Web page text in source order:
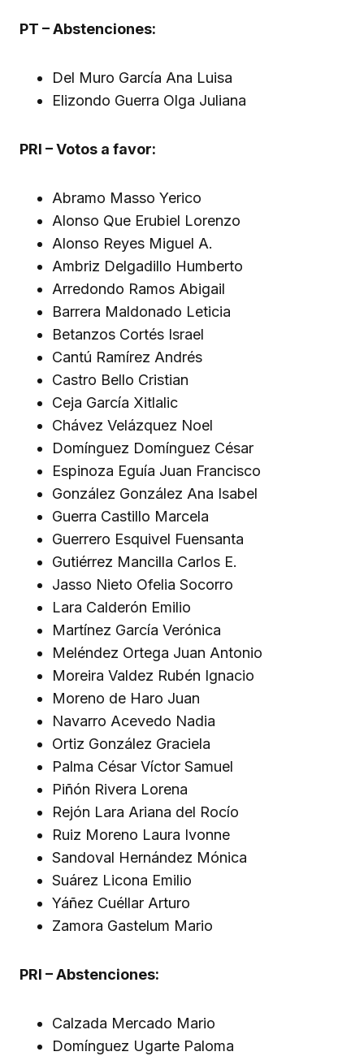
PT – Abstenciones:
Del Muro García Ana Luisa
Elizondo Guerra Olga Juliana
PRI – Votos a favor:
Abramo Masso Yerico
Alonso Que Erubiel Lorenzo
Alonso Reyes Miguel A.
Ambriz Delgadillo Humberto
Arredondo Ramos Abigail
Barrera Maldonado Leticia
Betanzos Cortés Israel
Cantú Ramírez Andrés
Castro Bello Cristian
Ceja García Xitlalic
Chávez Velázquez Noel
Domínguez Domínguez César
Espinoza Eguía Juan Francisco
González González Ana Isabel
Guerra Castillo Marcela
Guerrero Esquivel Fuensanta
Gutiérrez Mancilla Carlos E.
Jasso Nieto Ofelia Socorro
Lara Calderón Emilio
Martínez García Verónica
Meléndez Ortega Juan Antonio
Moreira Valdez Rubén Ignacio
Moreno de Haro Juan
Navarro Acevedo Nadia
Ortiz González Graciela
Palma César Víctor Samuel
Piñón Rivera Lorena
Rejón Lara Ariana del Rocío
Ruiz Moreno Laura Ivonne
Sandoval Hernández Mónica
Suárez Licona Emilio
Yáñez Cuéllar Arturo
Zamora Gastelum Mario
PRI – Abstenciones:
Calzada Mercado Mario
Domínguez Ugarte Paloma